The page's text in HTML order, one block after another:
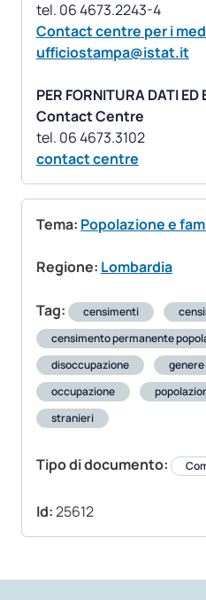
Contact centre per i
ufficiostampa@istat.it
PER FORNITURA DATI
Contact Centre
contact centre
Tema: Popolazione e
Regione: Lombardia
Tag: censimenti
censimento permanente
disoccupazione
genere
occupazione
stranieri
Tipo di documento:
Id:25612